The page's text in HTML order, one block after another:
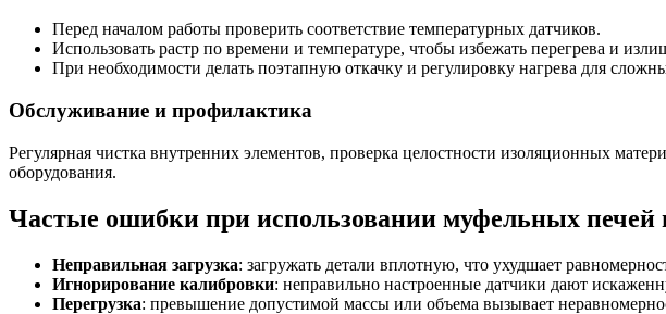
Перед началом работы проверить соответствие температурных датчиков.
Использовать растр по времени и температуре, чтобы избежать перегрева и
При необходимости делать поэтапную откачку и регулировку нагрева для
Обслуживание и профилактика
Регулярная чистка внутренних элементов, проверка целостности изоляционных
оборудования.
Частые ошибки при использовании муфельных печей
Неправильная загрузка: загружать детали вплотную, что ухудшает
Игнорирование калибровки: неправильно настроенные датчики дают
Перегрузка: превышение допустимой массы или объема вызывает